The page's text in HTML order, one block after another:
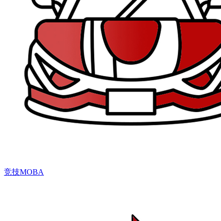
竞技MOBA